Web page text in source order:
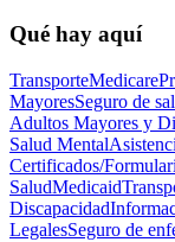
Qué hay aquí
TransporteMedicare
MayoresSeguro de
Adultos Mayores y
Salud Mental
Certificados/
SaludMedicaid
Discapacidad
LegalesSeguro de